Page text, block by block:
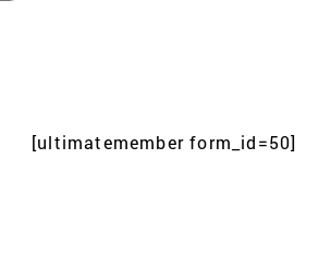
[ultimatemember form_id=50]